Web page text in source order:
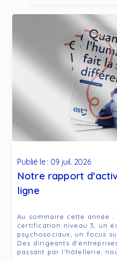
Publié le : 09 juil. 2026
Notre rapport
ligne
Au sommaire cette année
certification niveau 3, un
psychosociaux, un focus
Des dirigeants
passant par l'hôtellerie,